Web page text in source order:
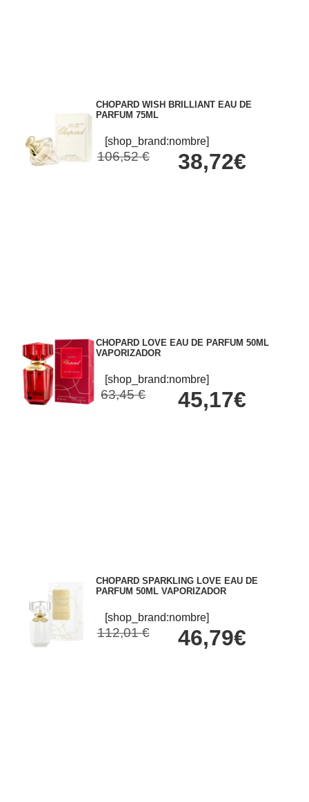
CHOPARD WISH BRILLIANT EAU DE
PARFUM 75ML
[shop_brand:nombre]
106,52 € 38,72€
CHOPARD LOVE EAU DE PARFUM 50ML
VAPORIZADOR
[shop_brand:nombre]
63,45 € 45,17€
CHOPARD SPARKLING LOVE EAU DE
PARFUM 50ML VAPORIZADOR
[shop_brand:nombre]
112,01 € 46,79€